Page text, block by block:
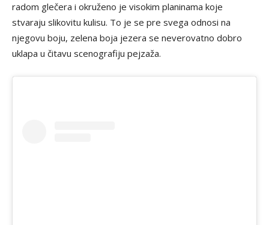
radom glečera i okruženo je visokim planinama koje
stvaraju slikovitu kulisu. To je se pre svega odnosi na
njegovu boju, zelena boja jezera se neverovatno dobro
uklapa u čitavu scenografiju pejzaža.